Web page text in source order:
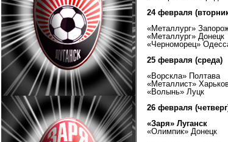
24 февраля
«Металлург»
«Металлург» Донецк
«Черноморец»
25 февраля (среда)
«Ворскла» Полтава
«Металлист»
«Волынь» Луцк
26 февраля
«Заря» Луганск
«Олимпик» Донецк